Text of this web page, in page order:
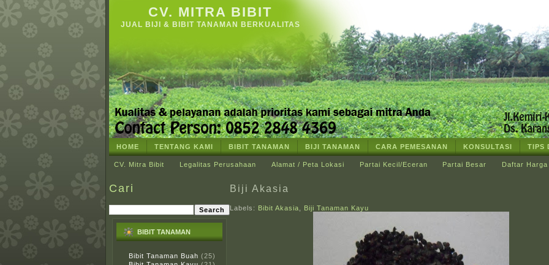
CV. MITRA BIBIT
JUAL BIJI & BIBIT TANAMAN BERKUALITAS
HOME TENTANG KAMI BIBIT TANAMAN BIJI TANAMAN CARA PEMESANAN KONSULTASI TIPS
CV. Mitra Bibit Legalitas Perusahaan Alamat / Peta Lokasi Partai Kecil/Eceran Partai Besar Daftar Harga
Cari
BIBIT TANAMAN
Bibit Tanaman Buah (25)
Biji Akasia
Labels: Bibit Akasia Biji Tanaman Kayu